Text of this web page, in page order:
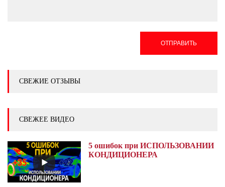
ОТПРАВИТЬ
СВЕЖИЕ ОТЗЫВЫ
СВЕЖЕЕ ВИДЕО
5 ошибок при ИСПОЛЬЗОВАНИИ
КОНДИЦИОНЕРА